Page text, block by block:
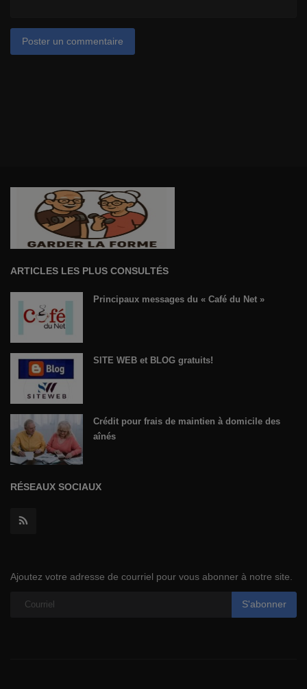
Poster un commentaire
ARTICLES LES PLUS CONSULTÉS
Principaux messages du « Café du Net »
SITE WEB et BLOG gratuits!
Crédit pour frais de maintien à domicile des
aînés
RÉSEAUX SOCIAUX
Ajoutez votre adresse de courriel pour vous abonner à notre site.
S'abonner